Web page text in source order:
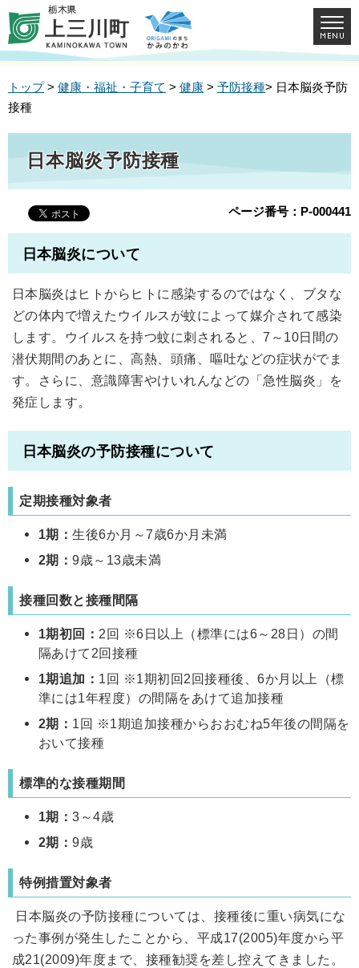
トップ> 健康・福祉・子育て > 健康 > 予防接種> 日本脳炎予防
接種
日本脳炎予防接種
ページ番号：P-000441
日本脳炎について
日本脳炎はヒトからヒトに感染するのではなく、ブタな
どの体内で増えたウイルスが蚊によって媒介されて感染
します。ウイルスを持つ蚊に刺されると、7～10日間の
潜伏期間のあとに、高熱、頭痛、嘔吐などの症状がでま
す。さらに、意識障害やけいれんなどの「急性脳炎」を
発症します。
日本脳炎の予防接種について
定期接種対象者
1期：生後6か月～7歳6か月未満
2期：9歳～13歳未満
接種回数と接種間隔
1期初回： 2回 ※6日以上（標準には6～28日）の間
隔あけて2回接種
1期追加： 1回 ※1期初回2回接種後、6か月以上（標
準には1年程度）の間隔をあけて追加接種
2期： 1回 ※1期追加接種からおおむね5年後の間隔を
おいて接種
標準的な接種期間
1期：3～4歳
2期：9歳
特例措置対象者
日本脳炎の予防接種については、接種後に重い病気にな
った事例が発生したことから、平成17(2005)年度から平
成21(2009)年度まで、接種勧奨を差し控えてきました。